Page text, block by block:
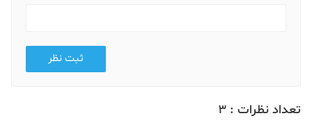
ثبت نظر
تعداد نظرات : 3